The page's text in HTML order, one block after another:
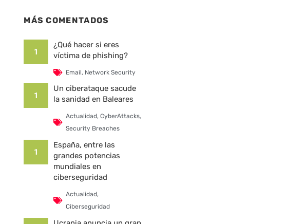
MÁS COMENTADOS
1
¿Qué hacer si eres
víctima de phishing?
Email, Network Security
1
Un ciberataque sacude
la sanidad en Baleares
Actualidad, CyberAttacks,
Security Breaches
1
España, entre las
grandes potencias
mundiales en
ciberseguridad
Actualidad,
Ciberseguridad